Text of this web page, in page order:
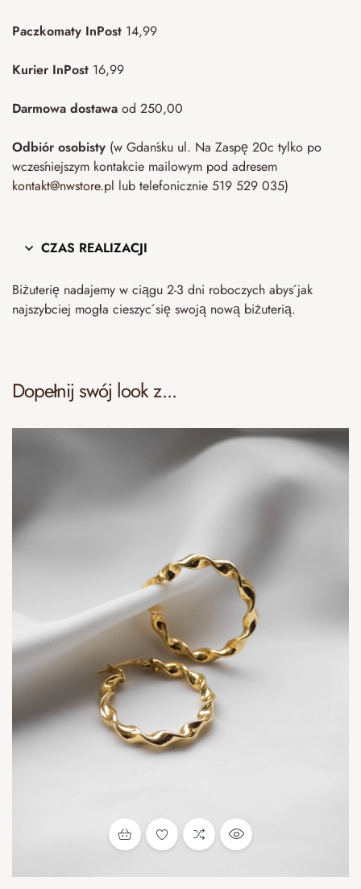
Paczkomaty InPost 14,99
Kurier InPost 16,99
Darmowa dostawa od 250,00
Odbiór osobisty (w Gdańsku ul. Na Zaspę 20c tylko po
wcześniejszym kontakcie mailowym pod adresem
kontakt@nwstore.pl lub telefonicznie 519 529 035)
CZAS REALIZACJI
Biżuterię nadajemy w ciągu 2-3 dni roboczych abyś jak
najszybciej mogła cieszyć się swoją nową biżuterią.
Dopełnij swój look z...